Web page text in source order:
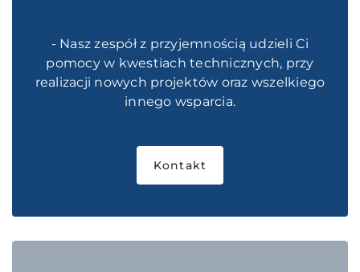
- Nasz zespół z przyjemnością udzieli Ci
pomocy w kwestiach technicznych, przy
realizacji nowych projektów oraz wszelkiego
innego wsparcia.
Kontakt